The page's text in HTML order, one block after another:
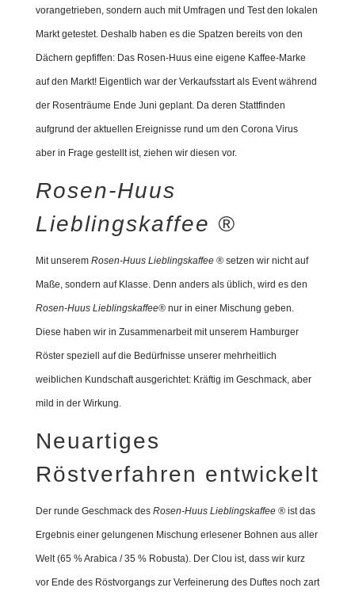
vorangetrieben, sondern auch mit Umfragen und Test den lokalen
Markt getestet. Deshalb haben es die Spatzen bereits von den
Dächern gepfiffen: Das Rosen-Huus eine eigene Kaffee-Marke
auf den Markt! Eigentlich war der Verkaufsstart als Event während
der Rosenträume Ende Juni geplant. Da deren Stattfinden
aufgrund der aktuellen Ereignisse rund um den Corona Virus
aber in Frage gestellt ist, ziehen wir diesen vor.
Rosen-Huus
Lieblingskaffee ®
Mit unserem Rosen-Huus Lieblingskaffee ®setzen wir nicht auf
Maße, sondern auf Klasse. Denn anders als üblich, wird es den
Rosen-Huus Lieblingskaffee®nur in einer Mischung geben.
Diese haben wir in Zusammenarbeit mit unserem Hamburger
Röster speziell auf die Bedürfnisse unserer mehrheitlich
weiblichen Kundschaft ausgerichtet: Kräftig im Geschmack, aber
mild in der Wirkung.
Neuartiges
Röstverfahren entwickelt
Der runde Geschmack des Rosen-Huus Lieblingskaffee ® ist das
Ergebnis einer gelungenen Mischung erlesener Bohnen aus aller
Welt (65 % Arabica / 35 % Robusta). Der Clou ist, dass wir kurz
vor Ende des Röstvorgangs zur Verfeinerung des Duftes noch zart